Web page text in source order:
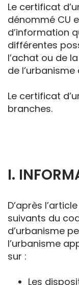
Le certificat
dénommé CU
d’information
différentes
l’achat ou de
de
Le certificat
branches.
I.
D’après
suivants du
d’urbanisme
l’urbanisme
sur :
Les